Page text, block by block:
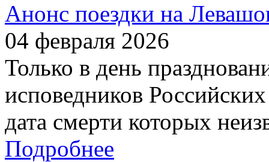
Анонс поездки на
04 февраля 2026
Только в день
исповедников
дата смерти которых
Подробнее